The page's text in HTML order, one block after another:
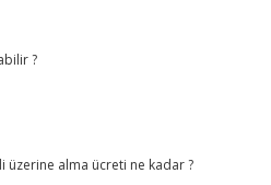
?
üzerine alma ücreti ne kadar ?